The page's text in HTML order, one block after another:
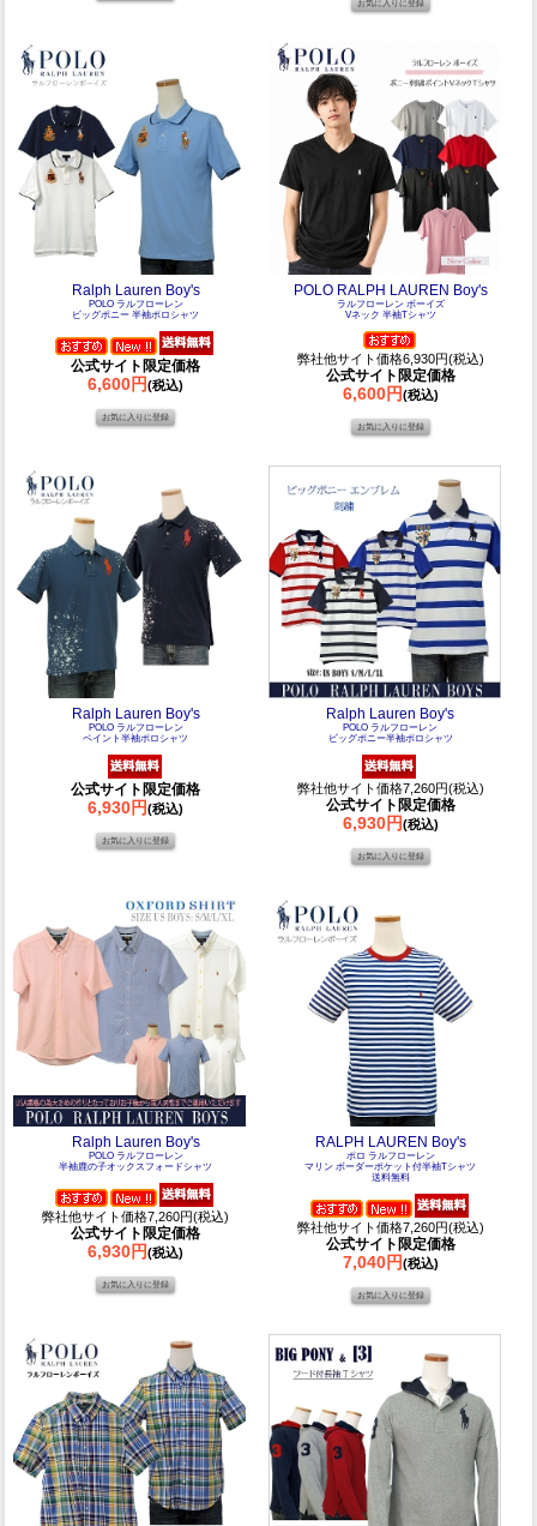
Ralph Lauren Boy's
POLO ラルフローレン
ビッグポニー 半袖ポロシャツ
公式サイト限定価格
6,600円(税込)
POLO RALPH LAUREN Boy's
ラルフローレン ボーイズ
Vネック 半袖Tシャツ
弊社他サイト価格6,930円(税込)
公式サイト限定価格
6,600円(税込)
Ralph Lauren Boy's
POLO ラルフローレン
ペイント半袖ポロシャツ
公式サイト限定価格
6,930円(税込)
Ralph Lauren Boy's
POLO ラルフローレン
ビッグポニー半袖ポロシャツ
弊社他サイト価格7,260円(税込)
公式サイト限定価格
6,930円(税込)
Ralph Lauren Boy's
POLO ラルフローレン
半袖鹿の子オックスフォードシャツ
弊社他サイト価格7,260円(税込)
公式サイト限定価格
6,930円(税込)
RALPH LAUREN Boy's
ポロ ラルフローレン
マリン ボーダーポケット付半袖Tシャツ
送料無料
弊社他サイト価格7,260円(税込)
公式サイト限定価格
7,040円(税込)